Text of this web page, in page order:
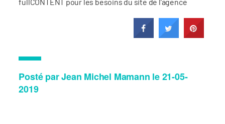
Posté par Jean Michel Mamann le 21-05-
2019